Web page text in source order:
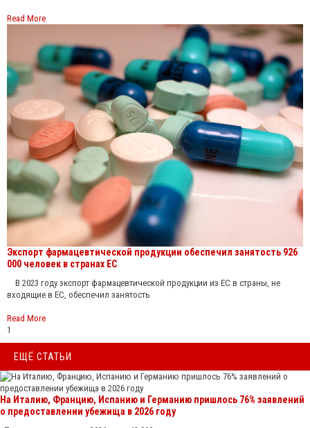
Read More
Экспорт фармацевтической продукции обеспечил занятость 926
000 человек в странах ЕС
В 2023 году экспорт фармацевтической продукции из ЕС в страны, не
входящие в ЕС, обеспечил занятость
Read More
1
ЕЩЁ СТАТЬИ
На Италию, Францию, Испанию и Германию пришлось 76% заявлений
о предоставлении убежища в 2026 году